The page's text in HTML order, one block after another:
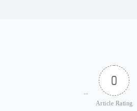
0
Article Rating